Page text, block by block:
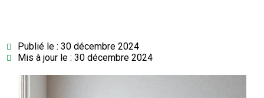
Publié le : 30 décembre 2024
Mis à jour le : 30 décembre 2024